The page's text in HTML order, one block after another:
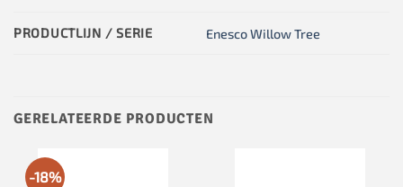
PRODUCTLIJN / SERIE Enesco Willow Tree
GERELATEERDE PRODUCTEN
-18%